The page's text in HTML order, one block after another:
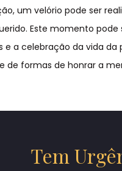
um velório pode ser
Este momento
a celebração da vida
de formas de honrar a
Tem